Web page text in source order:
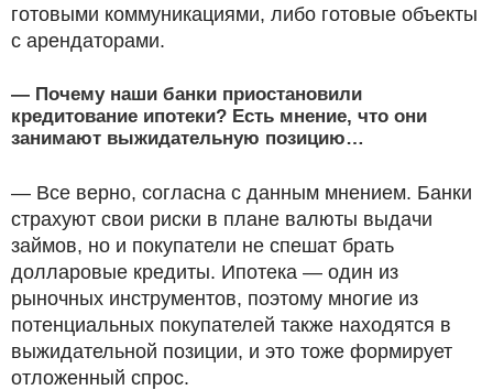
готовыми коммуникациями, либо готовые объекты
с арендаторами.
— Почему наши банки приостановили
кредитование ипотеки? Есть мнение, что они
занимают выжидательную позицию…
— Все верно, согласна с данным мнением. Банки
страхуют свои риски в плане валюты выдачи
займов, но и покупатели не спешат брать
долларовые кредиты. Ипотека — один из
рыночных инструментов, поэтому многие из
потенциальных покупателей также находятся в
выжидательной позиции, и это тоже формирует
отложенный спрос.